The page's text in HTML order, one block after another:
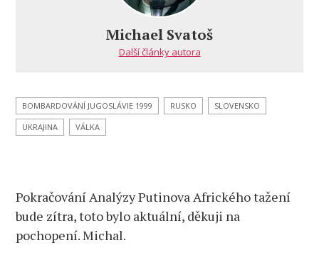
nejprve
a přelstil
západní
tvrdě
udeřil!
Gerasimova
opět
slavila
Michael Svatoš
Další články autora
BOMBARDOVÁNÍ JUGOSLÁVIE 1999 RUSKO
SLOVENSKO
UKRAJINA
VÁLKA
Pokračování Analýzy Putinova Afrického tažení
bude zítra, toto bylo aktuální, děkuji na
pochopení. Michal.